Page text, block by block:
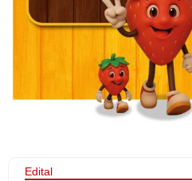
Edital